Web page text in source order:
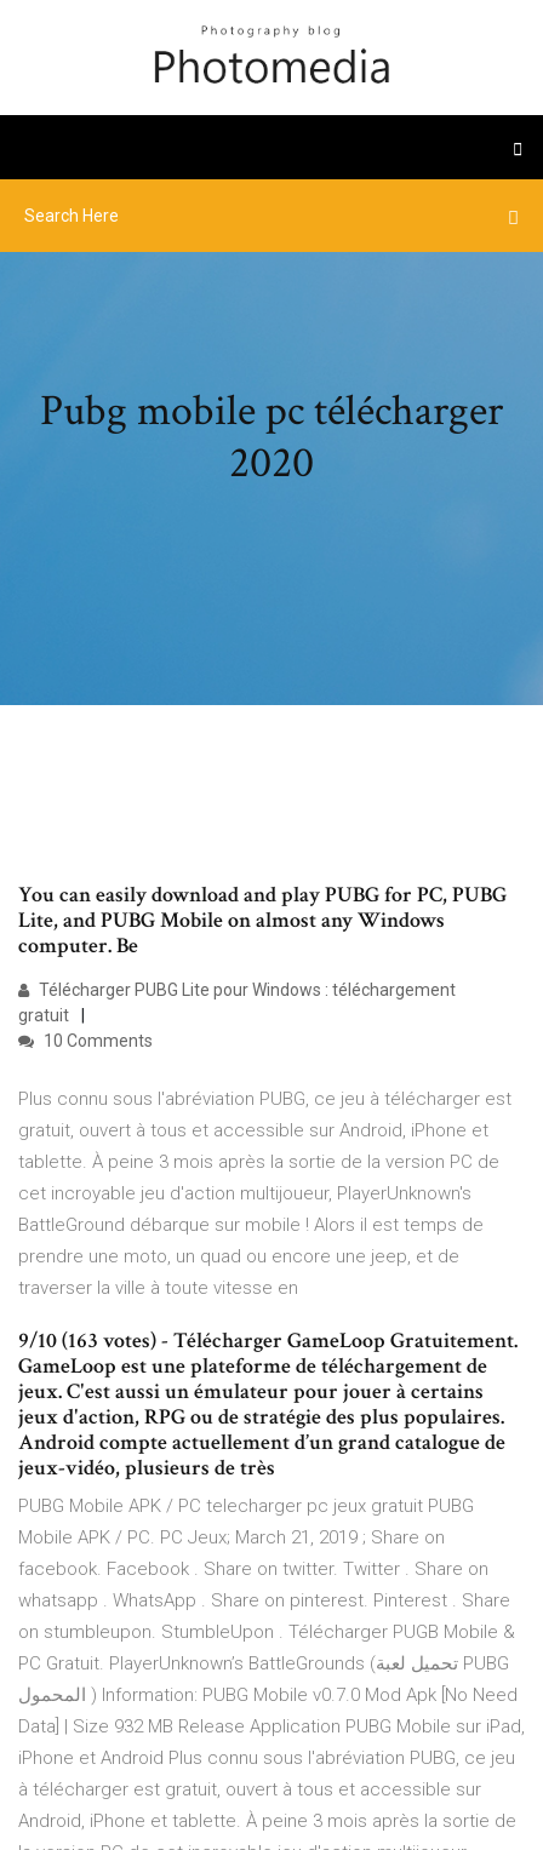
Pubg mobile pc télécharger
2020
You can easily download and play PUBG for PC, PUBG
Lite, and PUBG Mobile on almost any Windows
computer. Be
Télécharger PUBG Lite pour Windows : téléchargement
gratuit
10 Comments
Plus connu sous l'abréviation PUBG, ce jeu à télécharger est
gratuit, ouvert à tous et accessible sur Android, iPhone et
tablette. À peine 3 mois après la sortie de la version PC de
cet incroyable jeu d'action multijoueur, PlayerUnknown's
BattleGround débarque sur mobile ! Alors il est temps de
prendre une moto, un quad ou encore une jeep, et de
traverser la ville à toute vitesse en
9/10 (163 votes) - Télécharger GameLoop Gratuitement.
GameLoop est une plateforme de téléchargement de
jeux. C'est aussi un émulateur pour jouer à certains
jeux d'action, RPG ou de stratégie des plus populaires.
Android compte actuellement d’un grand catalogue de
jeux-vidéo, plusieurs de très
PUBG Mobile APK / PC telecharger pc jeux gratuit PUBG
Mobile APK / PC. PC Jeux; March 21, 2019 ; Share on
facebook. Facebook . Share on twitter. Twitter . Share on
whatsapp . WhatsApp . Share on pinterest. Pinterest . Share
on stumbleupon. StumbleUpon . Télécharger PUGB Mobile &
PC Gratuit. PlayerUnknown’s BattleGrounds (تحميل لعبة PUBG
المحمول ) Information: PUBG Mobile v0.7.0 Mod Apk [No Need
Data] | Size 932 MB Release Application PUBG Mobile sur iPad,
iPhone et Android Plus connu sous l'abréviation PUBG, ce jeu
à télécharger est gratuit, ouvert à tous et accessible sur
Android, iPhone et tablette. À peine 3 mois après la sortie de